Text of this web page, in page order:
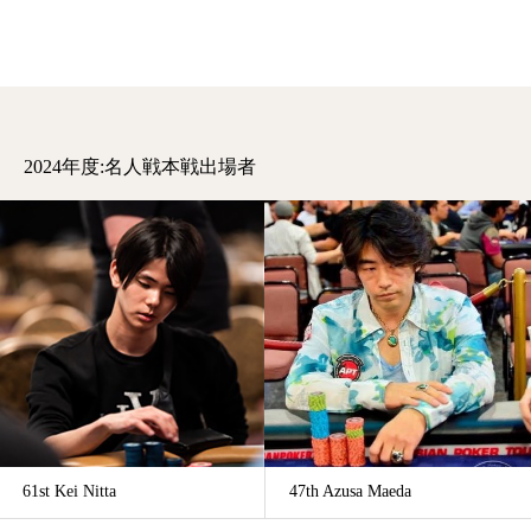
2024年度:名人戦本戦出場者
61st Kei Nitta 47th Azusa Maeda